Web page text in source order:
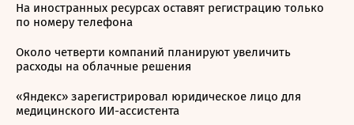
На иностранных ресурсах оставят регистрацию только
по номеру телефона
Около четверти компаний планируют увеличить
расходы на облачные решения
«Яндекс» зарегистрировал юридическое лицо для
медицинского ИИ-ассистента